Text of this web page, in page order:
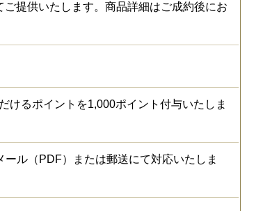
提供いたします。商品詳細はご成約後にお
けるポイントを1,000ポイント付与いたしま
ル（PDF）または郵送にて対応いたしま